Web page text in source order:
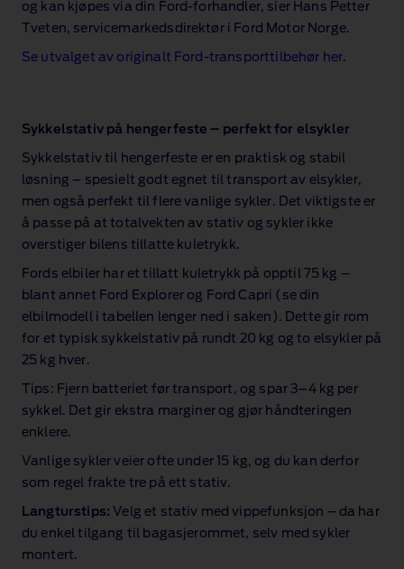
og kan kjøpes via din Ford‑forhandler, sier Hans Petter
Tveten, servicemarkedsdirektør i Ford Motor Norge.
Se utvalget av originalt Ford‑transporttilbehør her.
Sykkelstativ på hengerfeste – perfekt for elsykler
Sykkelstativ til hengerfeste er en praktisk og stabil
løsning – spesielt godt egnet til transport av elsykler,
men også perfekt til flere vanlige sykler. Det viktigste er
å passe på at totalvekten av stativ og sykler ikke
overstiger bilens tillatte kuletrykk.
Fords elbiler har et tillatt kuletrykk på opptil 75 kg –
blant annet Ford Explorer og Ford Capri (se din
elbilmodell i tabellen lenger ned i saken). Dette gir rom
for et typisk sykkelstativ på rundt 20 kg og to elsykler på
25 kg hver.
Tips: Fjern batteriet før transport, og spar 3–4 kg per
sykkel. Det gir ekstra marginer og gjør håndteringen
enklere.
Vanlige sykler veier ofte under 15 kg, og du kan derfor
som regel frakte tre på ett stativ.
Langturstips: Velg et stativ med vippefunksjon – da har
du enkel tilgang til bagasjerommet, selv med sykler
montert.